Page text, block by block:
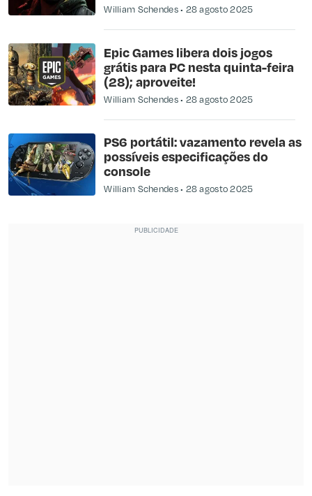
William Schendes 28 agosto 2025
Epic Games libera dois jogos
grátis para PC nesta quinta-feira
(28); aproveite!
William Schendes 28 agosto 2025
PS6 portátil: vazamento revela as
possíveis especificações do
console
William Schendes 28 agosto 2025